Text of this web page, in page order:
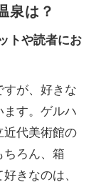
泉は？
トや読者にお
が、好きな
す。ゲルハ
近代美術館の
ろん、箱
きなのは、